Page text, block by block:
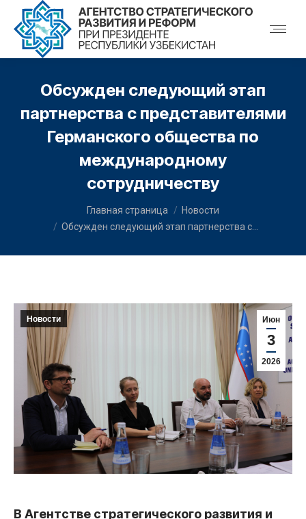
Обсужден следующий этап
партнерства с представителями
Германского общества по
международному
сотрудничеству
Главная страница
Новости
Обсужден следующий этап партнерства с…
Июн
3
2026
Новости
В Агентстве стратегического развития и